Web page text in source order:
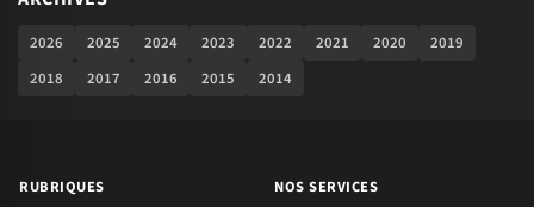
2026 2025 2024 2023 2022 2021 2020
2019
2018
2017 2016 2015 2014
RUBRIQUES
NOS SERVICES